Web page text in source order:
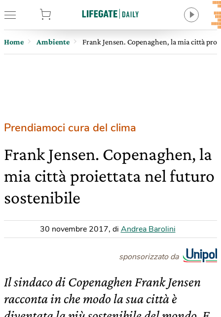
Home Ambiente Frank Jensen. Copenaghen, la mia città
Prendiamoci cura del clima
Frank Jensen. Copenaghen, la
mia città proiettata nel futuro
sostenibile
30 novembre 2017, di Andrea Barolini
sponsorizzato da
Il sindaco di Copenaghen Frank Jensen
racconta in che modo la sua città è